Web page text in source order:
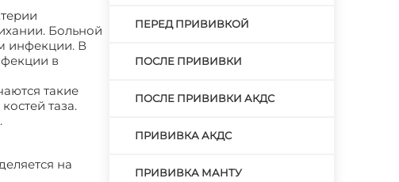
Больной
инфекции. В
в
такие
таза.
на
ПЕРЕД ПРИВИВКОЙ
ПОСЛЕ ПРИВИВКИ
ПОСЛЕ ПРИВИВКИ АКДС
ПРИВИВКА АКДС
ПРИВИВКА МАНТУ